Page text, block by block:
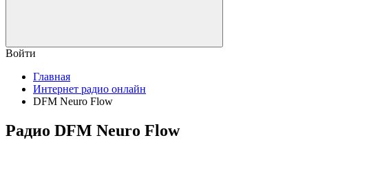
Войти
Главная
Интернет радио онлайн
DFM Neuro Flow
Радио DFM Neuro Flow